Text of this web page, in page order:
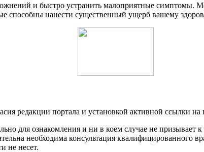
и быстро устранить малоприятные симптомы.
способны нанести существенный ущерб вашему
редакции портала и установкой активной ссылки на
для ознакомления и ни в коем случае не призывает
необходима консультация квалифицированного
не несет.